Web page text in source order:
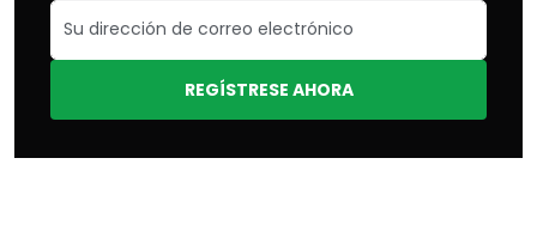
REGÍSTRESE AHORA